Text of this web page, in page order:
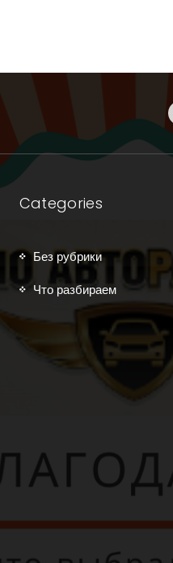
Categories
Без рубрики
Что разбираем